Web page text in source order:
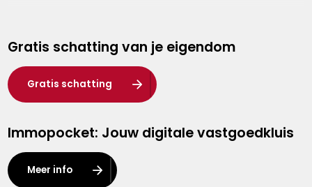
Hasselt
Heist-op-den-Berg
Herentals
Kalmthout
Leuven
Gratis schatting van je eigendom
Gratis schatting
Immopocket: Jouw digitale vastgoedkluis
Meer info